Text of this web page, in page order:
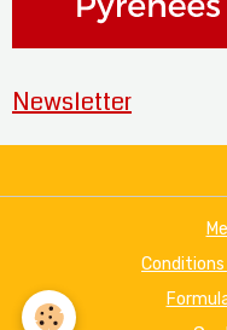
Newsletter